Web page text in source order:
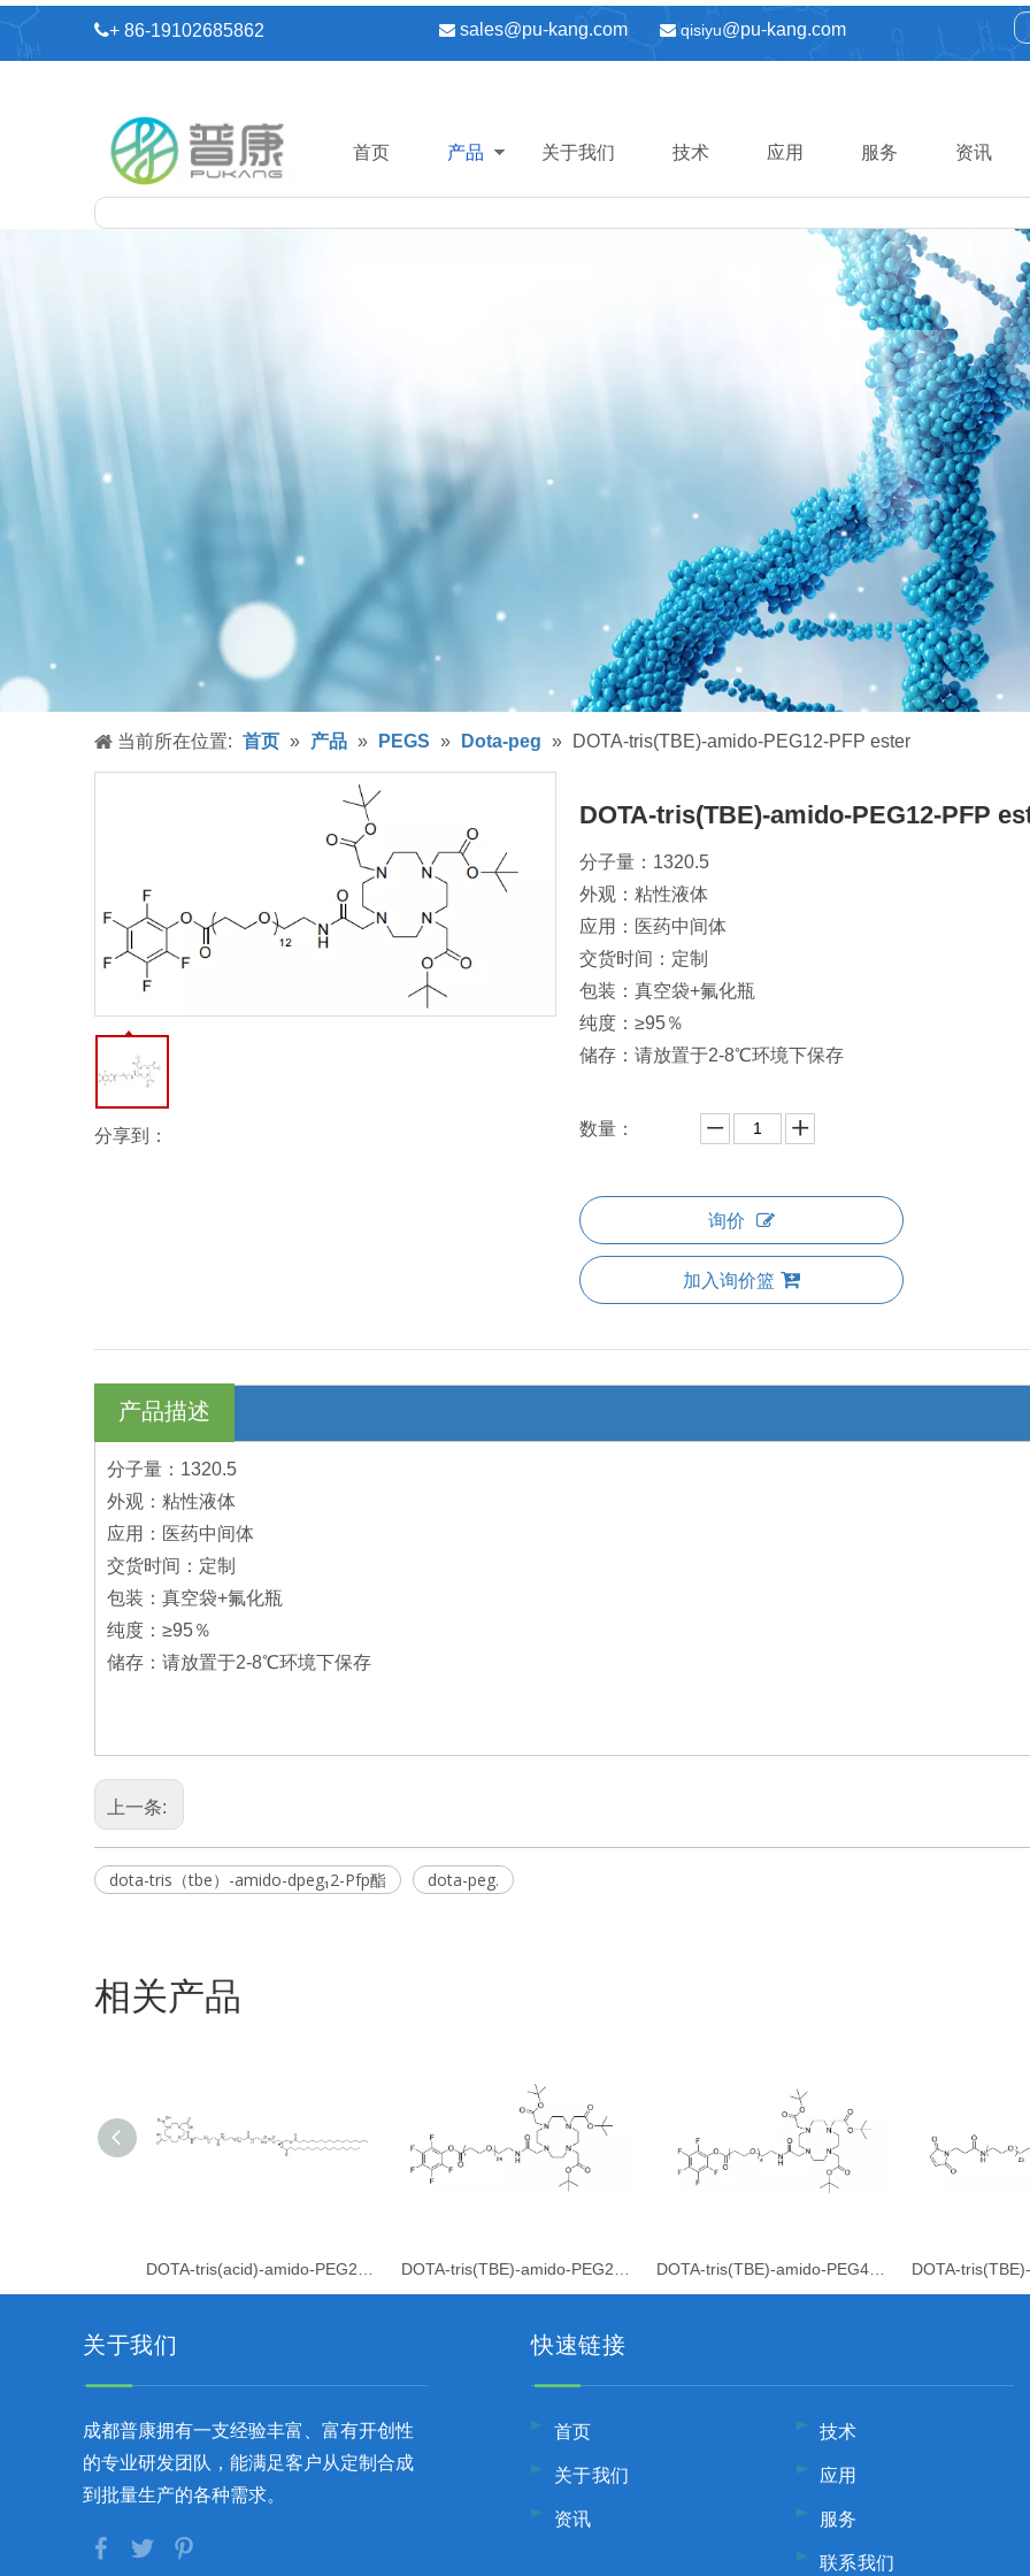
+ 86-19102685862  sales@pu-kang.com  qisiyu@pu-kang.com
首页 产品 关于我们 技术 应用 服务 资讯
当前所在位置: 首页 » 产品 » PEGS » Dota-peg » DOTA-tris(TBE)-amido-PEG12-PFP ester
分享到：
DOTA-tris(TBE)-amido-PEG12-PFP
分子量：1320.5
外观：粘性液体
应用：医药中间体
交货时间：定制
包装：真空袋+氟化瓶
纯度：≥95％
储存：请放置于2-8℃环境下保存
数量：
询价
加入询价篮
产品描述
分子量：1320.5
外观：粘性液体
应用：医药中间体
交货时间：定制
包装：真空袋+氟化瓶
纯度：≥95％
储存：请放置于2-8℃环境下保存
上一条:
dota-tris（tbe）-amido-dpeg₁2-Pfp酯 dota-peg.
相关产品
关于我们
成都普康拥有一支经验丰富、富有开创性
的专业研发团队，能满足客户从定制合成
到批量生产的各种需求。
快速链接
首页
关于我们
资讯
技术
应用
服务
联系我们